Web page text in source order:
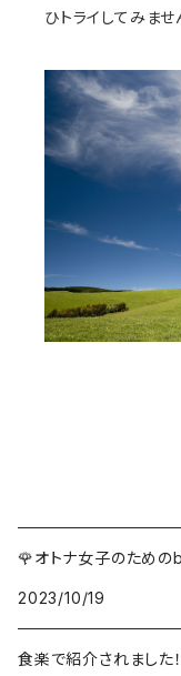
ひトライしてみま
🌹オトナ女子のための
2023/10/19
食楽で紹介されました